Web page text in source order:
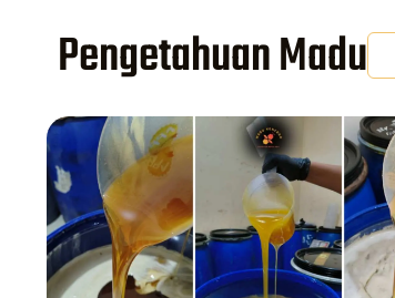
Pengetahuan Madu